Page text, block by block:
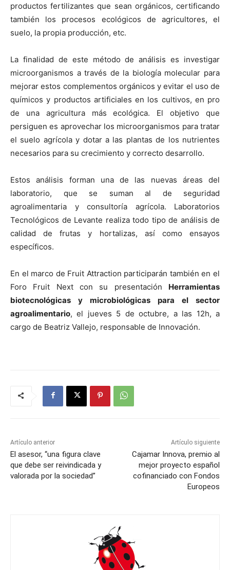
productos fertilizantes que sean orgánicos, certificando
también los procesos ecológicos de agricultores, el
suelo, la propia producción, etc.
La finalidad de este método de análisis es investigar
microorganismos a través de la biología molecular para
mejorar estos complementos orgánicos y evitar el uso de
químicos y productos artificiales en los cultivos, en pro
de una agricultura más ecológica. El objetivo que
persiguen es aprovechar los microorganismos para tratar
el suelo agrícola y dotar a las plantas de los nutrientes
necesarios para su crecimiento y correcto desarrollo.
Estos análisis forman una de las nuevas áreas del
laboratorio, que se suman al de seguridad
agroalimentaria y consultoría agrícola. Laboratorios
Tecnológicos de Levante realiza todo tipo de análisis de
calidad de frutas y hortalizas, así como ensayos
específicos.
En el marco de Fruit Attraction participarán también en el
Foro Fruit Next con su presentación Herramientas
biotecnológicas y microbiológicas para el sector
agroalimentario, el jueves 5 de octubre, a las 12h, a
cargo de Beatriz Vallejo, responsable de Innovación.
Artículo anterior
El asesor, “una figura clave
que debe ser reivindicada y
valorada por la sociedad”
Artículo siguiente
Cajamar Innova, premio al
mejor proyecto español
cofinanciado con Fondos
Europeos